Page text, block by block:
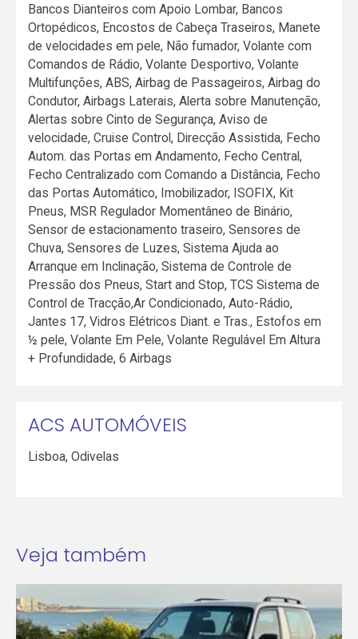
Bancos Dianteiros com Apoio Lombar, Bancos
Ortopédicos, Encostos de Cabeça Traseiros, Manete
de velocidades em pele, Não fumador, Volante com
Comandos de Rádio, Volante Desportivo, Volante
Multifunções, ABS, Airbag de Passageiros, Airbag do
Condutor, Airbags Laterais, Alerta sobre Manutenção,
Alertas sobre Cinto de Segurança, Aviso de
velocidade, Cruise Control, Direcção Assistida, Fecho
Autom. das Portas em Andamento, Fecho Central,
Fecho Centralizado com Comando a Distância, Fecho
das Portas Automático, Imobilizador, ISOFIX, Kit
Pneus, MSR Regulador Momentâneo de Binário,
Sensor de estacionamento traseiro, Sensores de
Chuva, Sensores de Luzes, Sistema Ajuda ao
Arranque em Inclinação, Sistema de Controle de
Pressão dos Pneus, Start and Stop, TCS Sistema de
Control de Tracção,Ar Condicionado, Auto-Rádio,
Jantes 17, Vidros Elétricos Diant. e Tras., Estofos em
½ pele, Volante Em Pele, Volante Regulável Em Altura
+ Profundidade, 6 Airbags
ACS AUTOMÓVEIS
Lisboa,Odivelas
Veja também